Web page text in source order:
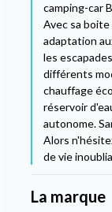
camping-car
Avec sa
adaptation
les
différents
chauffage
réservoir
autonome.
Alors
de vie
La marque